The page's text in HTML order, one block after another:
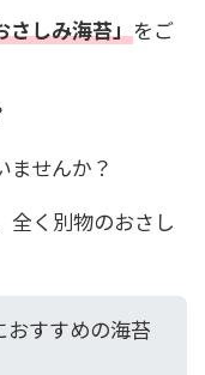
さしみ海苔」をご
せんか？
全く別物のおさし
おすすめの海苔